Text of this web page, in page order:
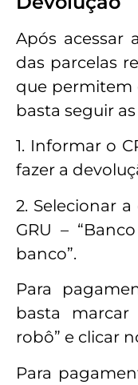
Após acessar
das parcelas
que permitem
basta seguir
1. Informar o
fazer a
2. Selecionar
GRU –
banco”.
Para
basta
robô” e clicar
Para